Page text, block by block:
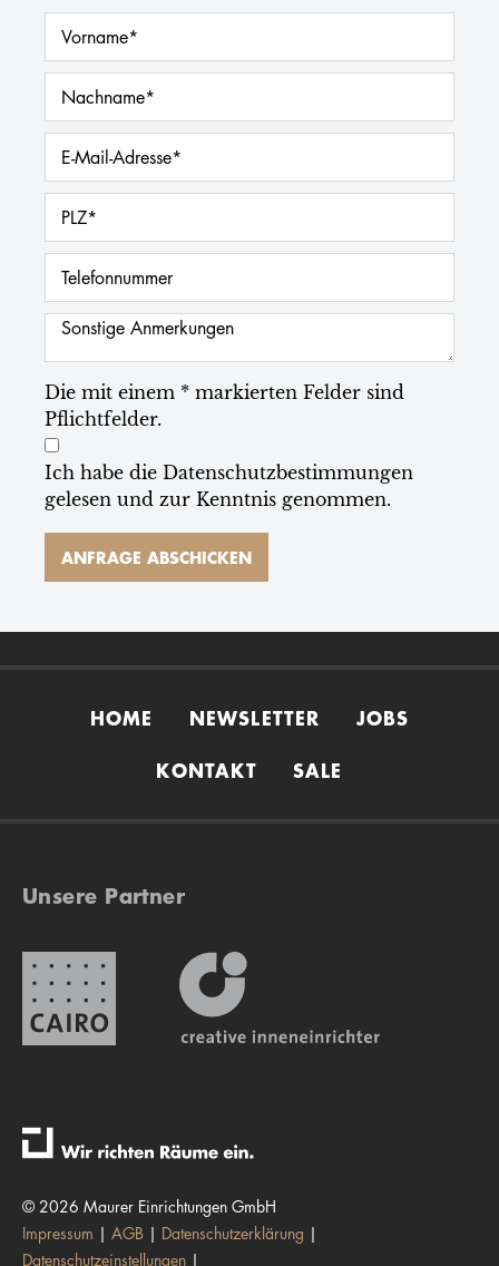
Die mit einem * markierten Felder sind
Pflichtfelder.
Ich habe die Datenschutzbestimmungen
gelesen und zur Kenntnis genommen.
HOME NEWSLETTER JOBS
KONTAKT SALE
Unsere Partner
© 2026 Maurer Einrichtungen GmbH
Impressum
AGB
Datenschutzerklärung
Datenschutzeinstellungen